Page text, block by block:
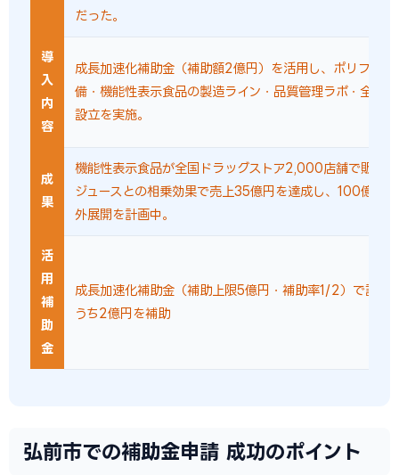
だった。
導
入
内
容
成長加速化補助金（補助額2億円）を活用し、ポリフェノ
備・機能性表示食品の製造ライン・品質管理ラボ・全国
設立を実施。
成
果
機能性表示食品が全国ドラッグストア2,000店舗で販売
ジュースとの相乗効果で売上35億円を達成し、100億宣
外展開を計画中。
活
用
補
助
金
成長加速化補助金（補助上限5億円・補助率1/2）で設備
うち2億円を補助
弘前市での補助金申請 成功のポイント